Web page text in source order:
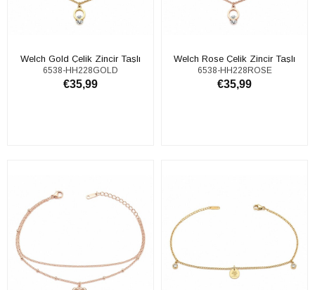
Welch Gold Çelik Zincir Taşlı
Halhal
6538-HH228GOLD
€35,99
Welch Rose Çelik Zincir Taşlı
Halhal
6538-HH228ROSE
€35,99